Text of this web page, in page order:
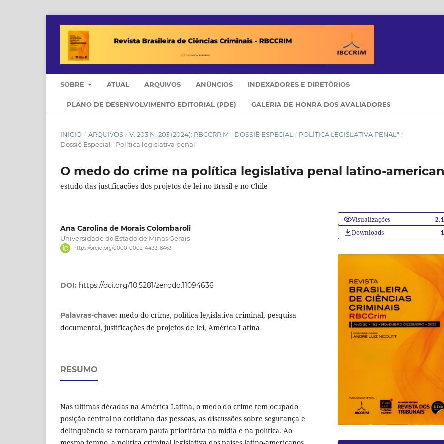
SOBRE ATUAL ARQUIVOS ANÚNCIOS INDEXADORES E DIRETÓRIOS
PLANO DE DESENVOLVIMENTO EDITORIAL (PDE) GALERIA DE HONRA DOS AVALIADORES
INÍCIO / ARQUIVOS / V. 203 N. 203 (2024): RBCCRRIM - DOSSIÊ ESPECIAL: “POLÍTICA LEGISLATIVA PENAL" /
Dossiê Especial: “Política legislativa penal"
O medo do crime na política legislativa penal latino-
estudo das justificações dos projetos de lei no Brasil e no Chile
Ana Carolina de Morais Colombaroli
Universidade do Estado de Minas Gerais
https://orcid.org/0000-0002-4433-8463
DOI: https://doi.org/10.5281/zenodo.11094636
Palavras-chave: medo do crime, política legislativa criminal, pesquisa
documental, justificações de projetos de lei, América Latina
RESUMO
Nas últimas décadas na América Latina, o medo do crime tem ocupado
posição central no cotidiano das pessoas, as discussões sobre segurança e
delinquência se tornaram pauta prioritária na mídia e na política. Ao
Visualizações
Downloads